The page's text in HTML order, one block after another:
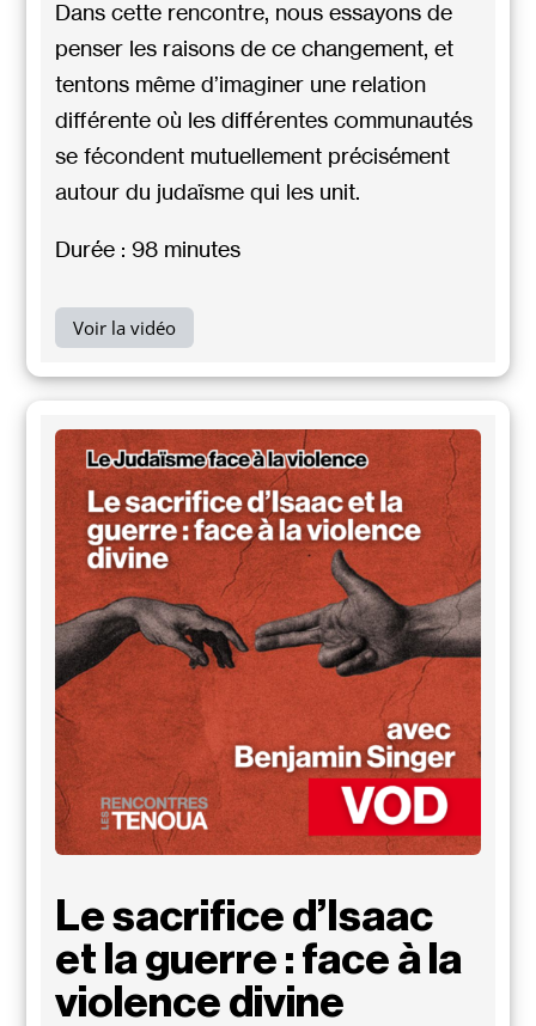
Dans cette rencontre, nous essayons de
penser les raisons de ce changement, et
tentons même d’imaginer une relation
différente où les différentes communautés
se fécondent mutuellement précisément
autour du judaïsme qui les unit.
Durée : 98 minutes
Voir la vidéo
Le sacrifice d’Isaac
et la guerre : face à la
violence divine